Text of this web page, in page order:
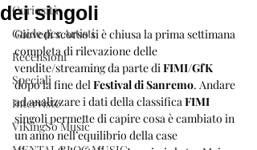
Curiosità
Guide per Artisti
Recensioni
Speciali
Interviste
ViKingSo Music
dei singoli
Giovedì scorso si è chiusa la prima settimana
completa di rilevazione delle
vendite/streaming da parte di FIMI/GfK
dopo la fine del Festival di Sanremo. Andare
ad analizzare i dati della classifica FIMI
singoli permette di capire cosa è cambiato in
un anno nell’equilibrio della case